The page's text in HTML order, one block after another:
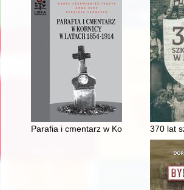
Parafia i cmentarz w Kornicy w latach
370 lat